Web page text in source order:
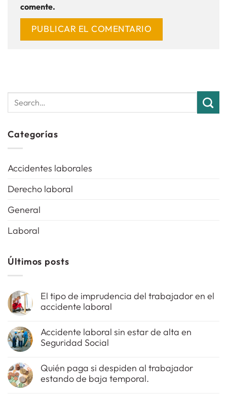
comente.
Categorías
Accidentes laborales
Derecho laboral
General
Laboral
Últimos posts
El tipo de imprudencia del trabajador en el
accidente laboral
comentarios
en
El
de
imprudencia
del
Accidente laboral sin estar de alta en
Seguridad Social
comentarios
en
Accidente
Quién paga si despiden al trabajador
estando de baja temporal.